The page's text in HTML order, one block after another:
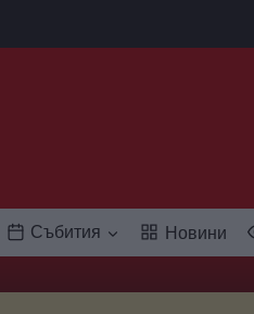
Събития Новини